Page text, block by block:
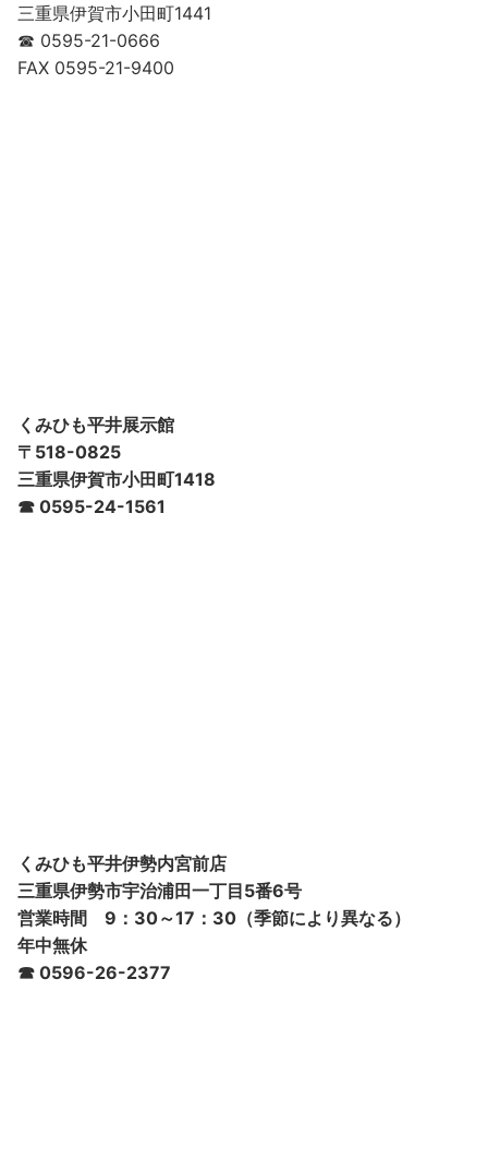
三重県伊賀市小田町1441
☎ 0595-21-0666
FAX 0595-21-9400
くみひも平井展示館
〒518-0825
三重県伊賀市小田町1418
☎ 0595-24-1561
くみひも平井伊勢内宮前店
三重県伊勢市宇治浦田一丁目5番6号
営業時間 9：30～17：30（季節により異なる）
年中無休
☎ 0596-26-2377